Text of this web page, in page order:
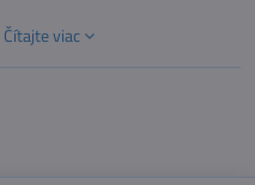
Čítajte viac